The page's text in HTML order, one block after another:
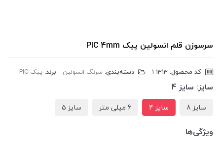
سرسوزن قلم انسولین پیک PIC 4mm
کد محصول: دسته‌بندی: سرنگ انسولین برند: پیک PIC
سایز: سایز 4
سایز 8 سایز 4 6 میلی متر سایز 5
ویژگی‌ها